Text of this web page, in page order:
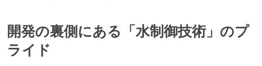
開発の裏側にある「水制御技術」のプ
ライド